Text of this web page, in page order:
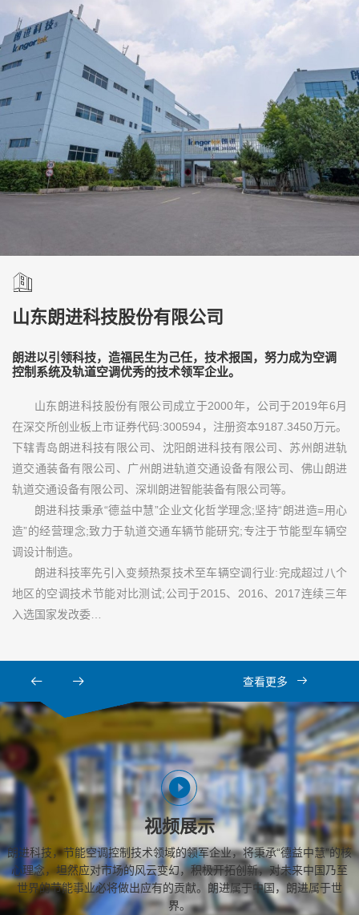
山东朗进科技股份有限公司
朗进以引领科技，造福民生为己任，技术报国，努力成为空调
控制系统及轨道空调优秀的技术领军企业。
山东朗进科技股份有限公司成立于2000年，公司于2019年6月
在深交所创业板上市证券代码:300594，注册资本9187.3450万元。
下辖青岛朗进科技有限公司、沈阳朗进科技有限公司、苏州朗进轨
道交通装备有限公司、广州朗进轨道交通设备有限公司、佛山朗进
轨道交通设备有限公司、深圳朗进智能装备有限公司等。
朗进科技秉承“德益中慧”企业文化哲学理念;坚持“朗进造=用心
造”的经营理念;致力于轨道交通车辆节能研究;专注于节能型车辆空
调设计制造。
朗进科技率先引入变频热泵技术至车辆空调行业:完成超过八个
地区的空调技术节能对比测试;公司于2015、2016、2017连续三年
入选国家发改委…
查看更多
视频展示
朗进科技，节能空调控制技术领域的领军企业，将秉承“德益中慧”的核
心理念，坦然应对市场的风云变幻，积极开拓创新，对未来中国乃至
世界的节能事业必将做出应有的贡献。朗进属于中国，朗进属于世
界。